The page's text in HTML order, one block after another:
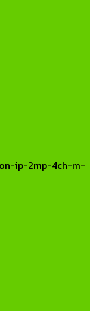
ip-2mp-4ch-m-